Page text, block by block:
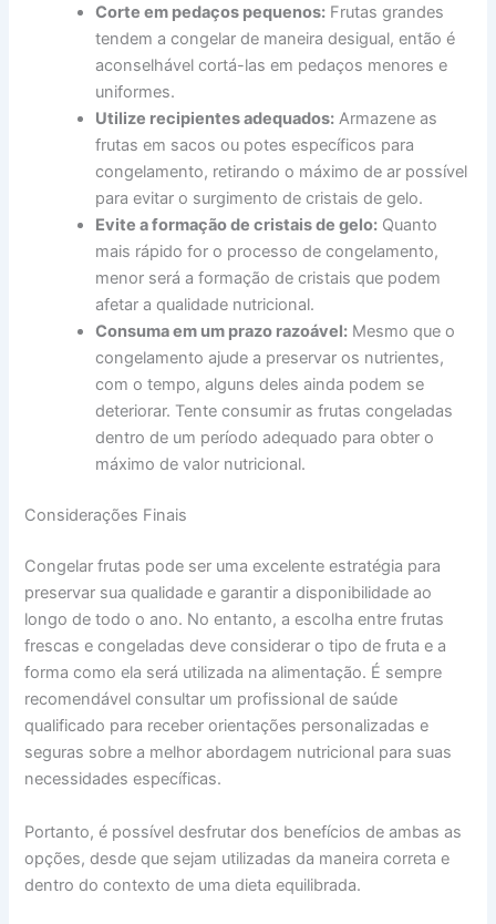
Corte em pedaços pequenos: Frutas grandes
tendem a congelar de maneira desigual, então é
aconselhável cortá-las em pedaços menores e
uniformes.
Utilize recipientes adequados: Armazene as
frutas em sacos ou potes específicos para
congelamento, retirando o máximo de ar possível
para evitar o surgimento de cristais de gelo.
Evite a formação de cristais de gelo: Quanto
mais rápido for o processo de congelamento,
menor será a formação de cristais que podem
afetar a qualidade nutricional.
Consuma em um prazo razoável: Mesmo que o
congelamento ajude a preservar os nutrientes,
com o tempo, alguns deles ainda podem se
deteriorar. Tente consumir as frutas congeladas
dentro de um período adequado para obter o
máximo de valor nutricional.
Considerações Finais
Congelar frutas pode ser uma excelente estratégia para
preservar sua qualidade e garantir a disponibilidade ao
longo de todo o ano. No entanto, a escolha entre frutas
frescas e congeladas deve considerar o tipo de fruta e a
forma como ela será utilizada na alimentação. É sempre
recomendável consultar um profissional de saúde
qualificado para receber orientações personalizadas e
seguras sobre a melhor abordagem nutricional para suas
necessidades específicas.
Portanto, é possível desfrutar dos benefícios de ambas as
opções, desde que sejam utilizadas da maneira correta e
dentro do contexto de uma dieta equilibrada.